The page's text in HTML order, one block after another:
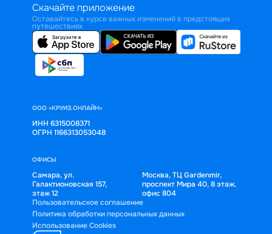
Скачайте приложение
Оставайтесь в курсе важных изменений в предстоящих
путешествиях
ООО «КРУИЗ.ОНЛАЙН»
ИНН 6315008371
ОГРН 1166313053048
ОФИСЫ
Самара, ул.
Галактионовская 157,
этаж 12
Москва, ТЦ Gardenmir,
проспект Мира 40, 8 этаж,
офис 804
Пользовательское соглашение
Политика обработки персональных данных
Использование Cookies